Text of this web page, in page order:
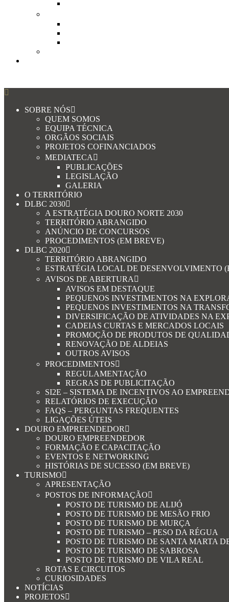
SOBRE NÓS
QUEM SOMOS
EQUIPA TÉCNICA
ORGÃOS SOCIAIS
PROJETOS COFINANCIADOS
MEDIATECA
PUBLICAÇÕES
LEGISLAÇÃO
GALERIA
O TERRITÓRIO
DLBC 2030
A ESTRATÉGIA DOURO NORTE 2030
TERRITÓRIO ABRANGIDO
ANÚNCIO DE CONCURSOS
PROCEDIMENTOS (EM BREVE)
DLBC 2020
TERRITÓRIO ABRANGIDO
ESTRATÉGIA LOCAL DE DESENVOLVIMENTO
AVISOS DE ABERTURA
AVISOS EM DESTAQUE
PEQUENOS INVESTIMENTOS NA
PEQUENOS INVESTIMENTOS NA
DIVERSIFICAÇÃO DE ATIVIDADES NA
CADEIAS CURTAS E MERCADOS LOCAIS
PROMOÇÃO DE PRODUTOS DE
RENOVAÇÃO DE ALDEIAS
OUTROS AVISOS
PROCEDIMENTOS
REGULAMENTAÇÃO
REGRAS DE PUBLICITAÇÃO
SI2E – SISTEMA DE INCENTIVOS AO
RELATÓRIOS DE EXECUÇÃO
FAQS – PERGUNTAS FREQUENTES
LIGAÇÕES ÚTEIS
DOURO EMPREENDEDOR
DOURO EMPREENDEDOR
FORMAÇÃO E CAPACITAÇÃO
EVENTOS E NETWORKING
HISTÓRIAS DE SUCESSO (EM BREVE)
TURISMO
APRESENTAÇÃO
POSTOS DE INFORMAÇÃO
POSTO DE TURISMO DE ALIJÓ
POSTO DE TURISMO DE MESÃO FRIO
POSTO DE TURISMO DE MURÇA
POSTO DE TURISMO – PESO DA RÉGUA
POSTO DE TURISMO DE SANTA MARTA
POSTO DE TURISMO DE SABROSA
POSTO DE TURISMO DE VILA REAL
ROTAS E CIRCUITOS
CURIOSIDADES
NOTÍCIAS
PROJETOS